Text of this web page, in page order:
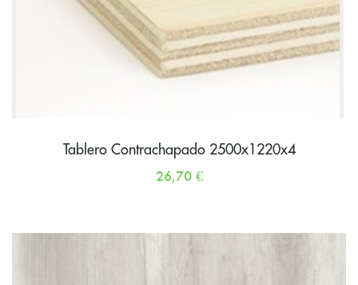
Tablero Contrachapado 2500x1220x4
26,70 €